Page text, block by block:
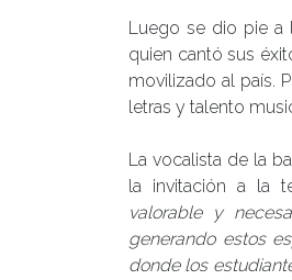
Luego se dio pie a
quien cantó sus
movilizado al país.
letras y talento
La vocalista de la
la invitación a la
valorable y
generando estos
donde los